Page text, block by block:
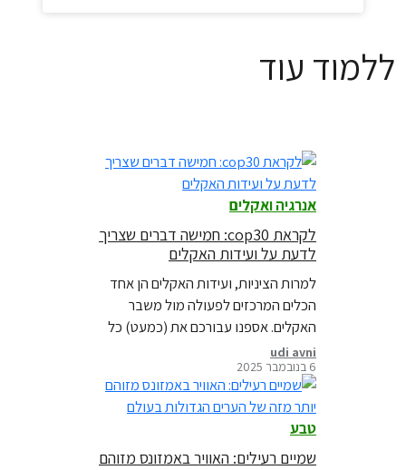
ללמוד עוד
אנרגיה ואקלים
לקראת cop30: חמישה דברים שצריך
לדעת על ועידות האקלים
למרות הציניות, ועידות האקלים הן אחד
הכלים המרכזים לפעולה מול משבר
האקלים. אספנו עבורכם את (כמעט) כל
מה שצריך לדעת בנושא.
udi avni
6 בנובמבר 2025
טבע
שמיים רעילים: האוויר באמזונס מזוהם